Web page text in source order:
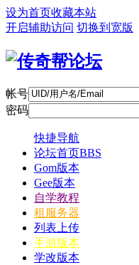
设为首页收藏本站
开启辅助访问 切换到宽版
帐号
密码
快捷导航
论坛首页BBS
Gom版本
Gee版本
自学教程
租服务器
列表上传
手游版本
学改版本